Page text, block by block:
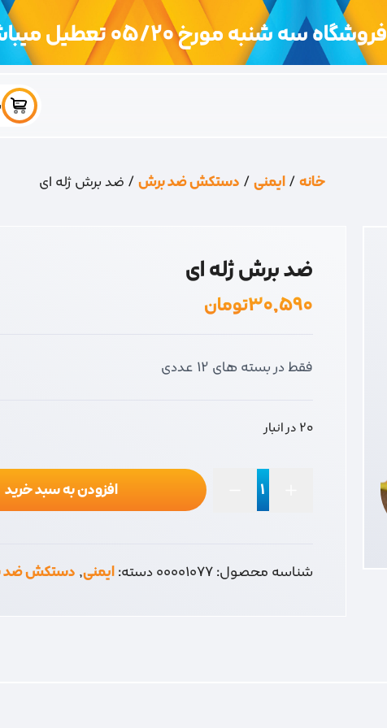
فروشگاه سه شنبه مورخ 05/20 تعطیل میباشد
خانه/ایمنی/ دستکش ضد برش/ ضد برش ژله ای
ضد برش ژله ای
۳۰,۵۹۰تومان
فقط در بسته های 12 عددی
20 در انبار
ای
افزودن به سبد خرید
شناسه محصول:00001077دسته:ایمنی, دستکش ضد